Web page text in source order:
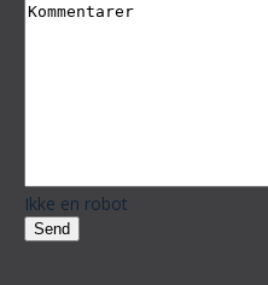
Ikke en robot